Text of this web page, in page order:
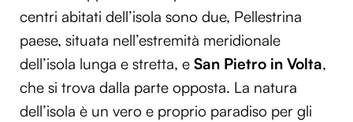
Utilizziamo i cookie per personalizzare contenuti ed
annunci, per fornire funzionalità dei social media e per
analizzare il nostro traffico. Condividiamo inoltre
informazioni sul modo in cui utilizzi il nostro sito con i
nostri partner che si occupano di analisi dei dati web,
pubblicità e social media, i quali potrebbero combinarle
centri abitati dell’isola sono due, Pellestrina
paese, situata nell’estremità meridionale
dell’isola lunga e stretta, e San Pietro in Volta,
che si trova dalla parte opposta. La natura
dell’isola è un vero e proprio paradiso per gli